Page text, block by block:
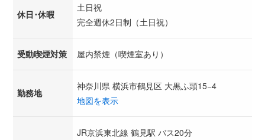
休日･休暇
土日祝
完全週休2日制（土日祝）
受動喫煙対策 屋内禁煙（喫煙室あり）
勤務地
神奈川県 横浜市鶴見区 大黒ふ頭15−4
地図を表示
JR京浜東北線 鶴見駅 バス20分